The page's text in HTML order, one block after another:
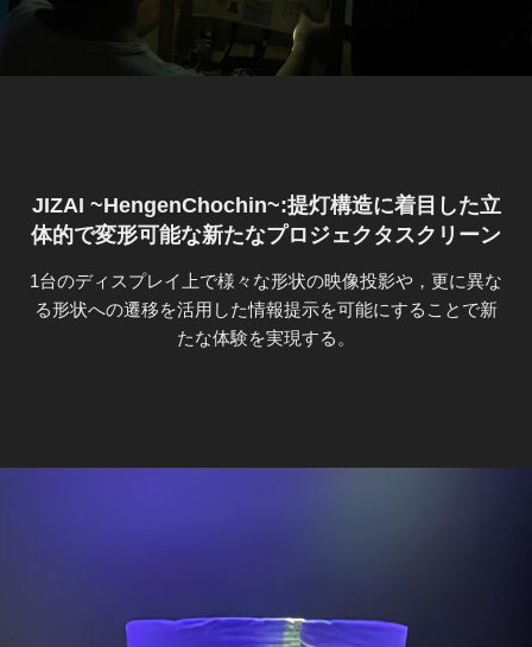
JIZAI ~HengenChochin~:提灯構造に着目した立
体的で変形可能な新たなプロジェクタスクリーン
1台のディスプレイ上で様々な形状の映像投影や，更に異な
る形状への遷移を活用した情報提示を可能にすることで新
たな体験を実現する。